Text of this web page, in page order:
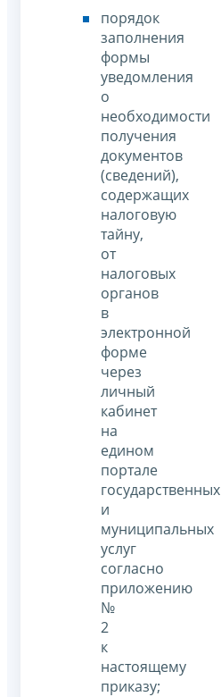
порядок
заполнения
формы
уведомления
о
необходимости
получения
документов
(сведений),
содержащих
налоговую
тайну,
от
налоговых
органов
в
электронной
форме
через
личный
кабинет
на
едином
портале
государственных
и
муниципальных
услуг
согласно
приложению
№
2
к
настоящему
приказу;